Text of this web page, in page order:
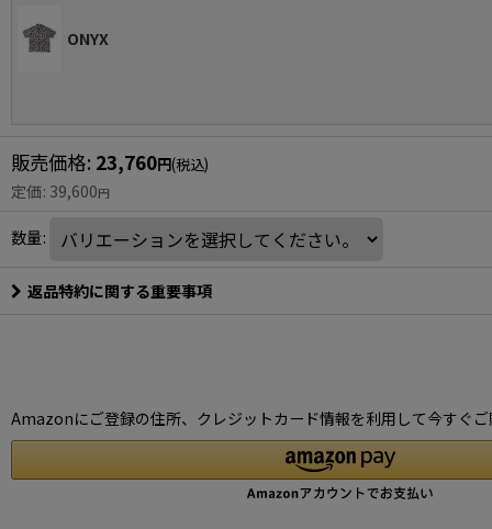
ONYX
販売価格: 23,760円(税込)
定価: 39,600円
数量:
返品特約に関する重要事項
Amazonにご登録の住所、クレジットカード情報を利用して今すぐ